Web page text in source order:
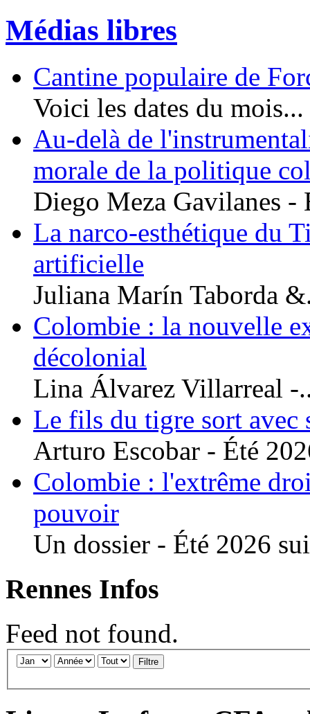
Médias libres
Cantine populaire de
Voici les dates du mois...
Au-delà de
morale de la politique
Diego Meza Gavilanes -
La narco-esthétique du
artificielle
Juliana Marín Taborda
Colombie : la nouvelle
décolonial
Lina Álvarez Villarreal -
Le fils du tigre sort avec
Arturo Escobar - Été
Colombie : l'extrême
pouvoir
Un dossier - Été 2026
Rennes Infos
Feed not found.
Filtre